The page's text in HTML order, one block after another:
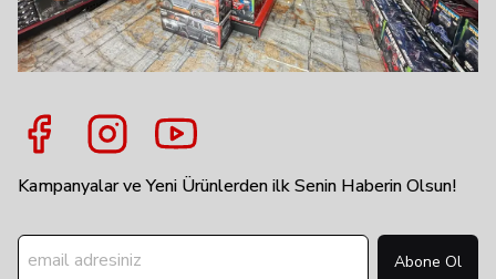
Kampanyalar ve Yeni Ürünlerden ilk Senin Haberin Olsun!
Abone Ol